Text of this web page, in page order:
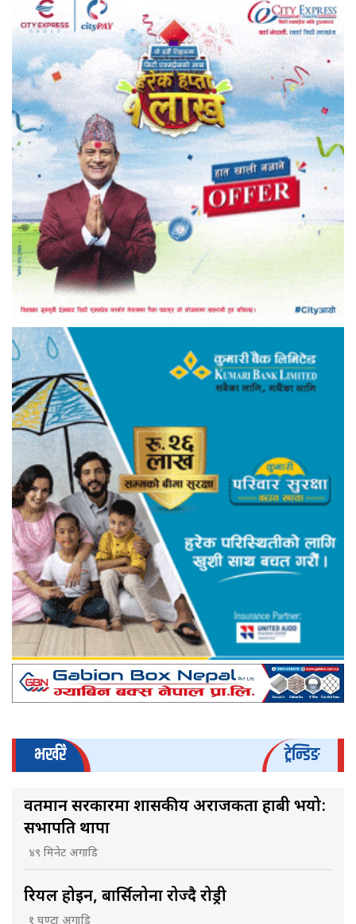
भर्खरै ट्रेन्डिङ
वर्तमान सरकारमा शासकीय अराजकता हाबी भयो:
सभापति थापा
४९ मिनेट अगाडि
रियल होइन, बार्सिलोना रोज्दै रोड्री